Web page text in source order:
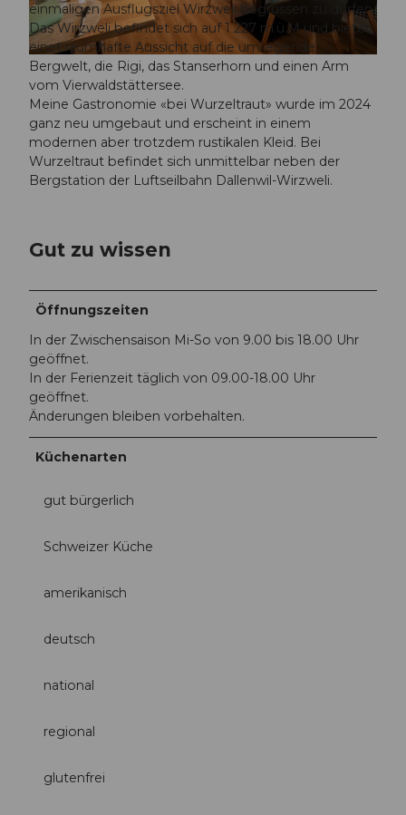
© David Birri | CC-BY-ND
einmaligen Ausflugsziel Wirzweli begrüssen zu dürfen.
Das Wirzweli befindet sich auf 1 227 m.ü.M und bietet
einet raumhafte Aussicht auf die umliegende
Bergwelt, die Rigi, das Stanserhorn und einen Arm
vom Vierwaldstättersee.
Meine Gastronomie «bei Wurzeltraut» wurde im 2024
ganz neu umgebaut und erscheint in einem
modernen aber trotzdem rustikalen Kleid. Bei
Wurzeltraut befindet sich unmittelbar neben der
Bergstation der Luftseilbahn Dallenwil-Wirzweli.
Gut zu wissen
Öffnungszeiten
In der Zwischensaison Mi-So von 9.00 bis 18.00 Uhr
geöffnet.
In der Ferienzeit täglich von 09.00-18.00 Uhr
geöffnet.
Änderungen bleiben vorbehalten.
Küchenarten
gut bürgerlich
Schweizer Küche
amerikanisch
deutsch
national
regional
glutenfrei